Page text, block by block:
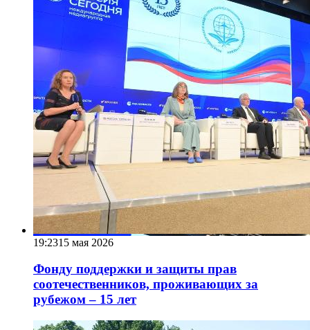
19:2315 мая 2026
Фонду поддержки и защиты прав
соотечественников, проживающих за
рубежом – 15 лет